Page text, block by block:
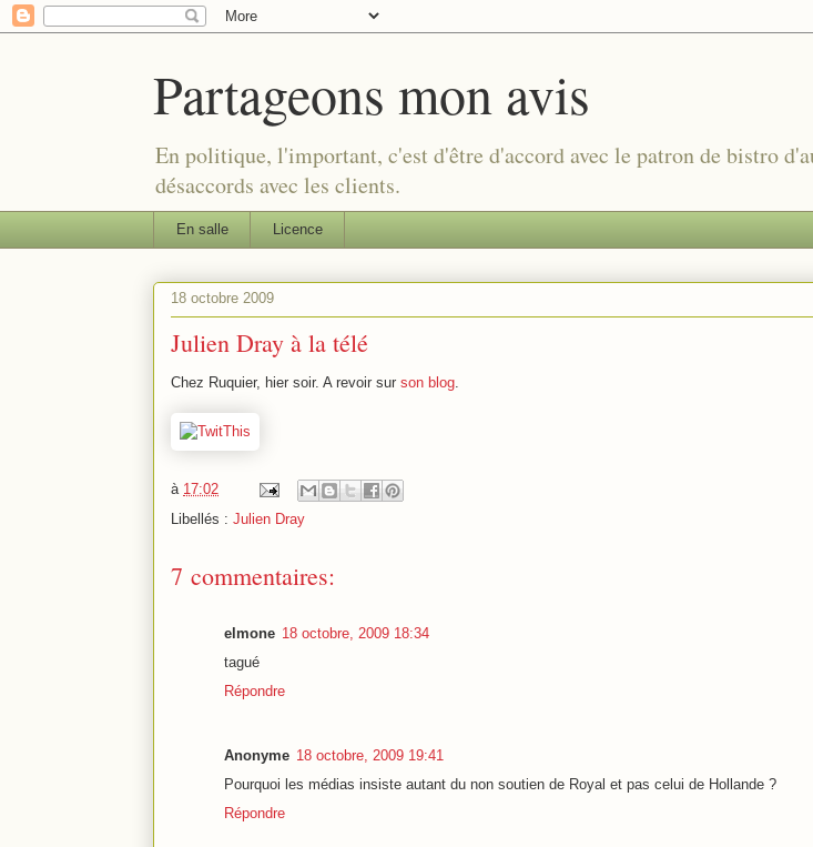
Partageons mon avis
En politique, l'important, c'est d'être d'accord avec le patron de bistro
désaccords avec les clients.
En salle Licence
18 octobre 2009
Julien Dray à la télé
Chez Ruquier, hier soir. A revoir sur son blog
à 17:02
Libellés : Julien Dray
7 commentaires:
elmone 18 octobre, 2009 18:34
tagué
Répondre
Anonyme 18 octobre, 2009 19:41
Pourquoi les médias insiste autant du non soutien de Royal et pas celui de Hollande ?
Répondre